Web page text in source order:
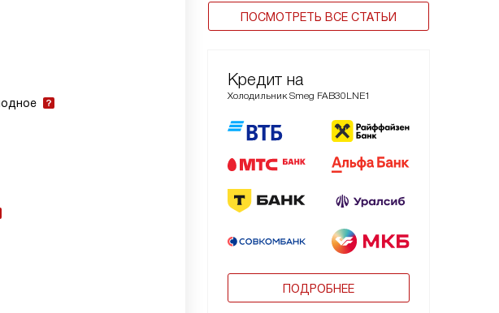
ПОСМОТРЕТЬ ВСЕ СТАТЬИ
Кредит на
Холодильник Smeg FAB30LNE1
ПОДРОБНЕЕ